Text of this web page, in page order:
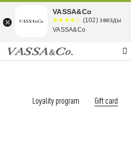
Loyality program Gift card
VASSA&Co
☆☆☆☆☆
★★★★
★
(102) звезды
VASSA&Co